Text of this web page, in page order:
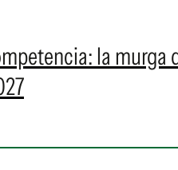
la murga